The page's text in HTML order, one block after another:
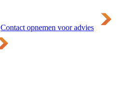
Contact opnemen voor advies